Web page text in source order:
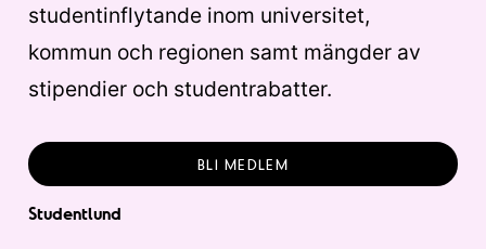
studentinflytande inom universitet,
kommun och regionen samt mängder av
stipendier och studentrabatter.
BLI MEDLEM
Studentlund